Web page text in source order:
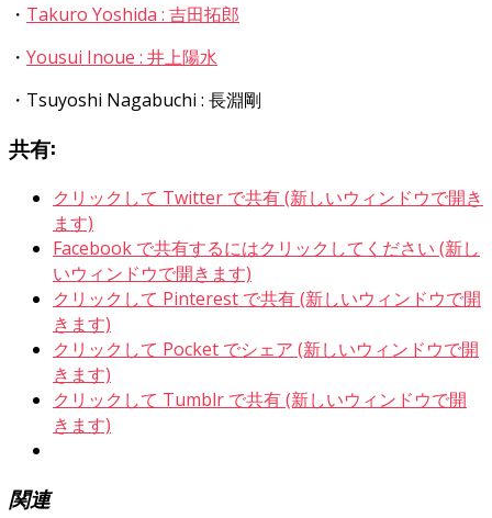
・ Takuro Yoshida : 吉田拓郎
・ Yousui Inoue : 井上陽水
・Tsuyoshi Nagabuchi : 長淵剛
共有:
クリックして Twitter で共有 (新しいウィンドウで開き
ます)
Facebook で共有するにはクリックしてください (新し
いウィンドウで開きます)
クリックして Pinterest で共有 (新しいウィンドウで開
きます)
クリックして Pocket でシェア (新しいウィンドウで開
きます)
クリックして Tumblr で共有 (新しいウィンドウで開
きます)
関連